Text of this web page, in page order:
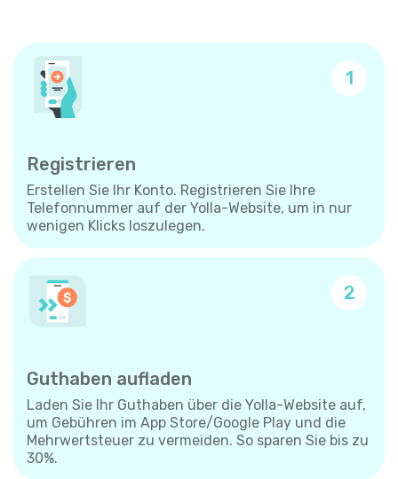
1
Registrieren
Erstellen Sie Ihr Konto. Registrieren Sie Ihre
Telefonnummer auf der Yolla-Website, um in nur
wenigen Klicks loszulegen.
2
Guthaben aufladen
Laden Sie Ihr Guthaben über die Yolla-Website auf,
um Gebühren im App Store/Google Play und die
Mehrwertsteuer zu vermeiden. So sparen Sie bis zu
30%.